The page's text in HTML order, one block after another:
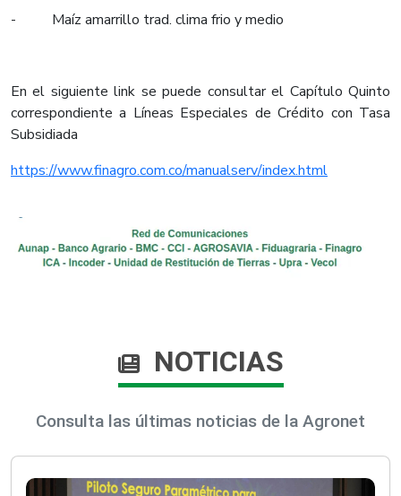
- Maíz amarrillo trad. clima frio y medio
En el siguiente link se puede consultar el Capítulo Quinto
correspondiente a Líneas Especiales de Crédito con Tasa
Subsidiada
https://www.finagro.com.co/manualserv/index.html
NOTICIAS
Consulta las últimas noticias de la Agronet